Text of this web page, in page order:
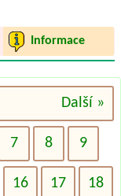
Informace
Další »
7 8 9
16 17 18